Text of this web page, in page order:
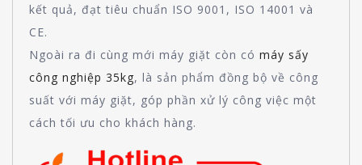
kết quả, đạt tiêu chuẩn ISO 9001, ISO 14001 và
CE.
Ngoài ra đi cùng mới máy giặt còn có máy sấy
công nghiệp 35kg, là sản phẩm đồng bộ về công
suất với máy giặt, góp phần xử lý công việc một
cách tối ưu cho khách hàng.